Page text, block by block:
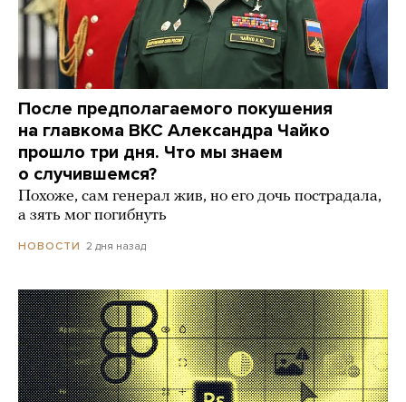
После предполагаемого покушения
на главкома ВКС Александра Чайко
прошло три дня. Что мы знаем
о случившемся?
Похоже, сам генерал жив, но его дочь пострадала,
а зять мог погибнуть
НОВОСТИ 2 дня назад